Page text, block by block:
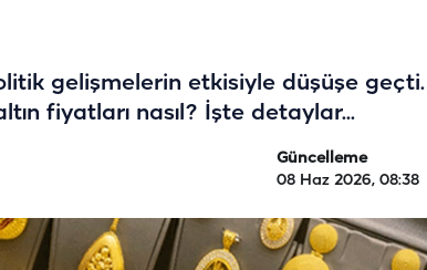
gelişmelerin etkisiyle düşüşe geçti.
fiyatları nasıl? İşte detaylar...
Güncelleme
08 Haz 2026, 08:38